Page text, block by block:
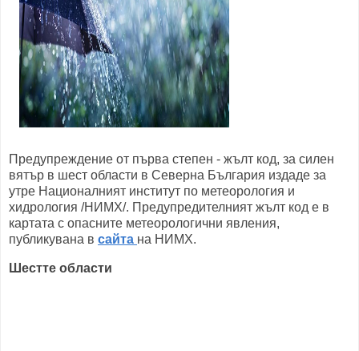
Предупреждение от първа степен - жълт код, за силен
вятър в шест области в Северна България издаде за
утре Националният институт по метеорология и
хидрология /НИМХ/. Предупредителният жълт код е в
картата с опасните метеорологични явления,
публикувана в сайта на НИМХ.
Шестте области